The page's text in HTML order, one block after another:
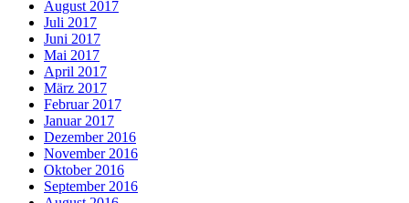
August 2017
Juli 2017
Juni 2017
Mai 2017
April 2017
März 2017
Februar 2017
Januar 2017
Dezember 2016
November 2016
Oktober 2016
September 2016